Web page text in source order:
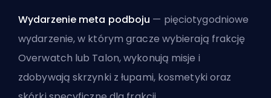
Wydarzenie meta podboju — pięciotygodniowe
wydarzenie, w którym gracze wybierają frakcję
Overwatch lub Talon, wykonują misje i
zdobywają skrzynki z łupami, kosmetyki oraz